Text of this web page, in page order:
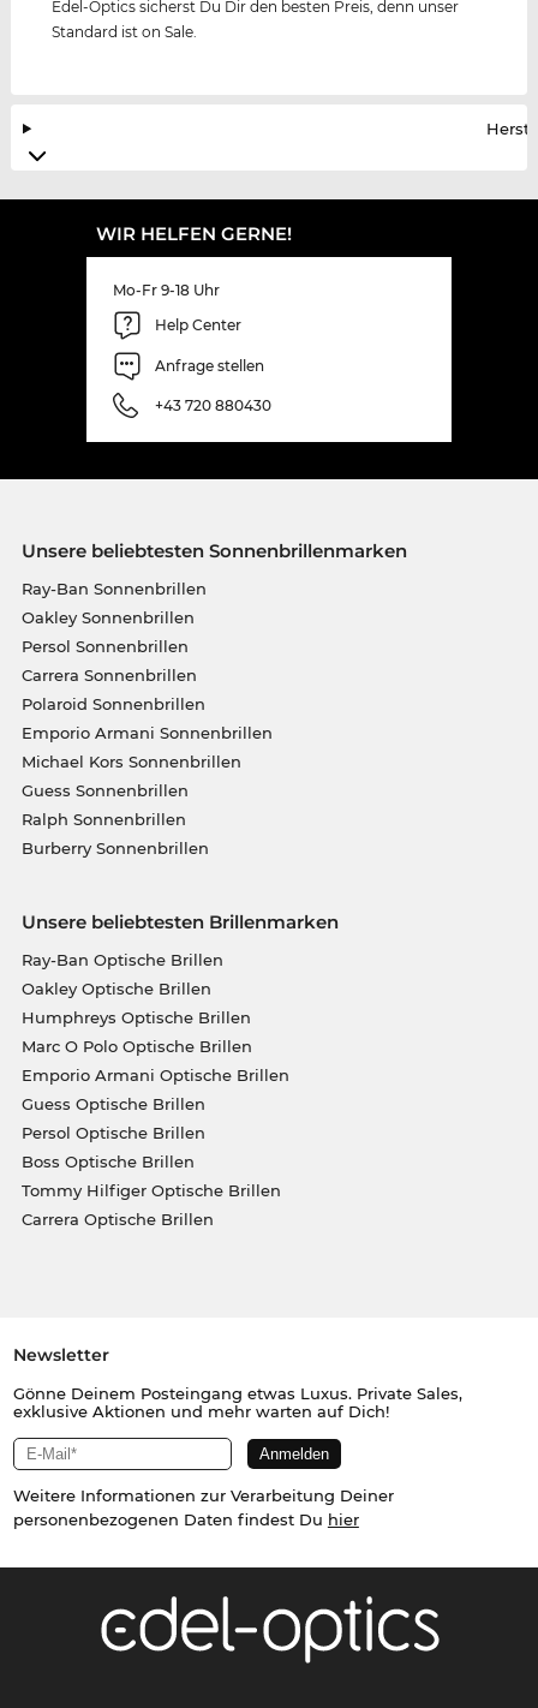
Edel-Optics sicherst Du Dir den besten Preis, denn unser
Standard ist on Sale.
WIR HELFEN GERNE!
Mo-Fr 9-18 Uhr
Help Center
Anfrage stellen
+43 720 880430
Unsere beliebtesten Sonnenbrillenmarken
Ray-Ban Sonnenbrillen
Oakley Sonnenbrillen
Persol Sonnenbrillen
Carrera Sonnenbrillen
Polaroid Sonnenbrillen
Emporio Armani Sonnenbrillen
Michael Kors Sonnenbrillen
Guess Sonnenbrillen
Ralph Sonnenbrillen
Burberry Sonnenbrillen
Unsere beliebtesten Brillenmarken
Ray-Ban Optische Brillen
Oakley Optische Brillen
Humphreys Optische Brillen
Marc O Polo Optische Brillen
Emporio Armani Optische Brillen
Guess Optische Brillen
Persol Optische Brillen
Boss Optische Brillen
Tommy Hilfiger Optische Brillen
Carrera Optische Brillen
Newsletter
Gönne Deinem Posteingang etwas Luxus. Private Sales,
exklusive Aktionen und mehr warten auf Dich!
Weitere Informationen zur Verarbeitung Deiner
personenbezogenen Daten findest Du hier